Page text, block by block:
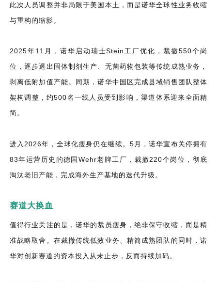
此次人员调整并非局限于美国本土，而是诺华全球性业务收缩
与重构的缩影。
2025年11月，诺华启动瑞士Stein工厂优化，裁撤550个岗
位，逐步退出固体制剂生产、无菌药物包装等传统成熟业务，
剥离低附加值产能。同期，诺华中国区完成县域销售团队整体
架构调整，约500名一线人员受到影响，渠道体系迎来全面精
简。
进入2026年，全球化瘦身仍在继续。5月，诺华宣布关停拥有
83年运营历史的德国Wehr老牌工厂，裁撤220个岗位，彻底
淘汰老旧产能，完成海外生产基地的迭代升级。
赛道大换血
值得行业关注的是，诺华的裁员瘦身，绝非保守收缩，而是精
准战略取舍。在裁撤传统低效业务、精简成熟团队的同时，诺
华对创新赛道的资本投入从未止步，反而持续加码。